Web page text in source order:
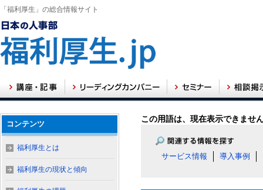
「福利厚生」の総合情報サイト
この用語は、現在表示できませ
サービス情報 導入事例
コンテンツ
福利厚生とは
福利厚生の現状と傾向